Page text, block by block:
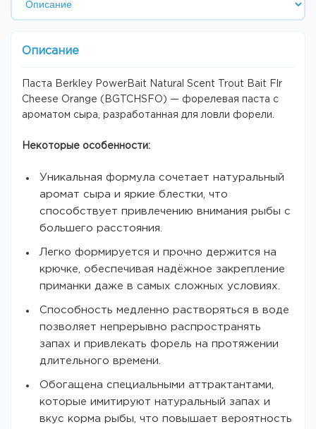
Описание
Паста Berkley PowerBait Natural Scent Trout Bait Flr
Cheese Orange (BGTCHSFO) — форелевая паста с
ароматом сыра, разработанная для ловли форели.
Некоторые особенности:
Уникальная формула сочетает натуральный
аромат сыра и яркие блестки, что
способствует привлечению внимания рыбы с
большего расстояния.
Легко формируется и прочно держится на
крючке, обеспечивая надёжное закрепление
приманки даже в самых сложных условиях.
Способность медленно растворяться в воде
позволяет непрерывно распространять
запах и привлекать форель на протяжении
длительного времени.
Обогащена специальными аттрактантами,
которые имитируют натуральный запах и
вкус корма рыбы, что повышает вероятность